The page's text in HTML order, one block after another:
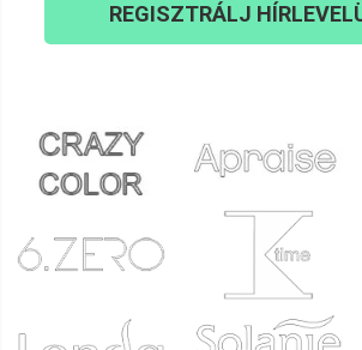
REGISZTRÁLJ